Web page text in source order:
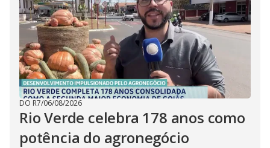
DO R7/06/08/2026
Rio Verde celebra 178 anos como
potência do agronegócio